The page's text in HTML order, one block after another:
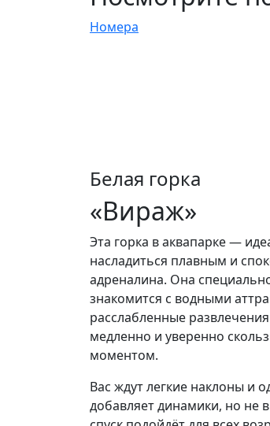
Номера
Белая горка
«Вираж»
Эта горка в аквапарке —
насладиться плавным и
адреналина. Она
знакомится с водными
расслабленные
медленно и уверенно
моментом.
Вас ждут легкие наклоны и
добавляет динамики, но не